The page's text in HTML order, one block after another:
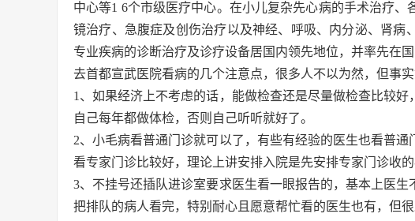
中心等1 6个市级医疗中心。在小儿复杂先心病的手术治疗
镜治疗、急腹症及创伤治疗以及神经、呼吸、内分泌、肾病
专业疾病的诊断治疗及诊疗设备居国内领先地位，并率先在
去首都宣武医院看病的几个注意点，很多人不以为然，但事
1、如果经济上不考虑的话，能做检查还是尽量做检查比较
自己每年都做体检，否则自己听听就好了。
2、小毛病看普通门诊就可以了，有些有经验的医生也看普
看专家门诊比较好，理论上讲安排入院是先安排专家门诊收的
3、不挂号还插队进诊室要求医生看一眼报告的，基本上医
把排队的病人看完，特别耐心且愿意帮忙看的医生也有，但很